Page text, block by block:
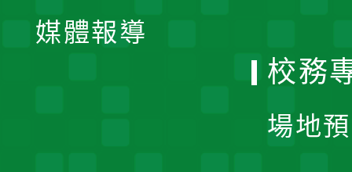
媒體報導
校務
場地